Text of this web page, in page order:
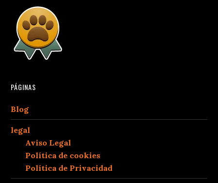
PÁGINAS
Blog
legal
Aviso Legal
Política de cookies
Política de Privacidad